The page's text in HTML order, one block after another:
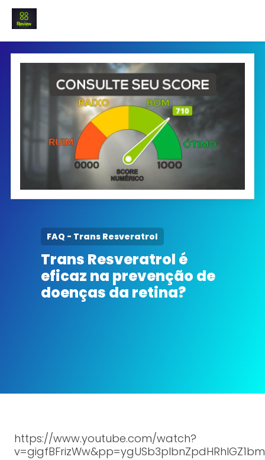
INICIO
Termo e Condições
Política Privacidade
SOBRE NÓS
FAQ - Trans Resveratrol
Trans Resveratrol é
eficaz na prevenção de
doenças da retina?
https://www.youtube.com/watch?